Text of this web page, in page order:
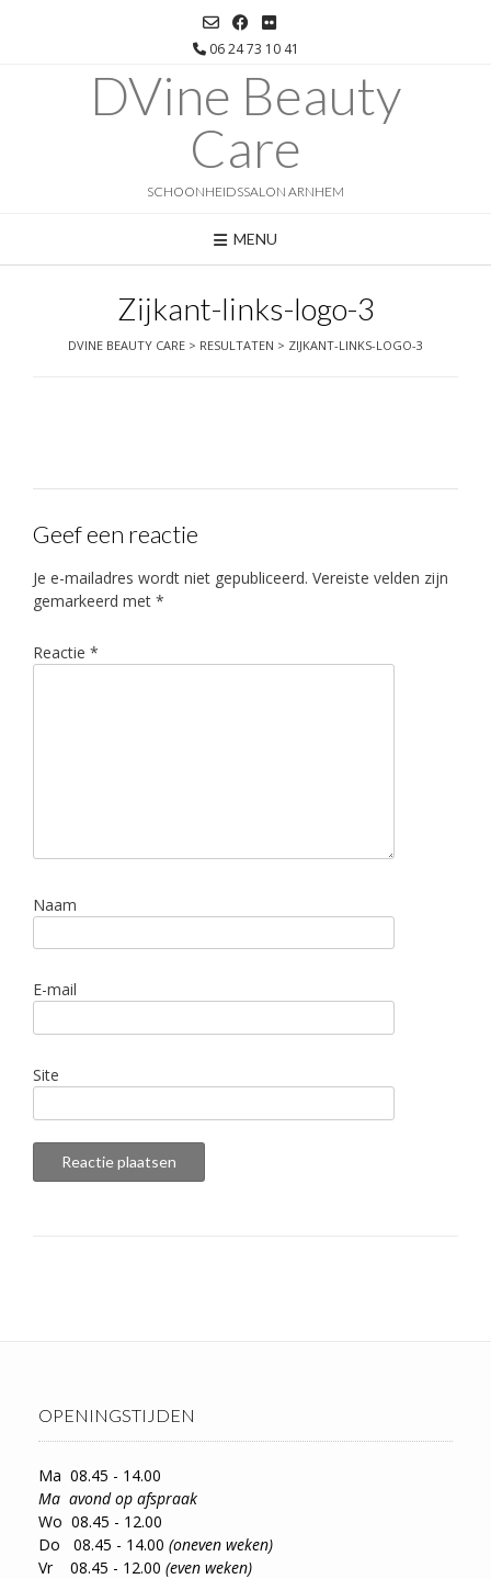
06 24 73 10 41
DVine Beauty
Care
SCHOONHEIDSSALON ARNHEM
MENU
Zijkant-links-logo-3
DVINE BEAUTY CARE > RESULTATEN > ZIJKANT-LINKS-LOGO-3
Geef een reactie
Je e-mailadres wordt niet gepubliceerd. Vereiste velden zijn
gemarkeerd met *
Reactie *
Naam
E-mail
Site
OPENINGSTIJDEN
Ma 08.45 - 14.00
Ma avond op afspraak
Wo 08.45 - 12.00
Do 08.45 - 14.00 (oneven weken)
Vr 08.45 - 12.00 (even weken)